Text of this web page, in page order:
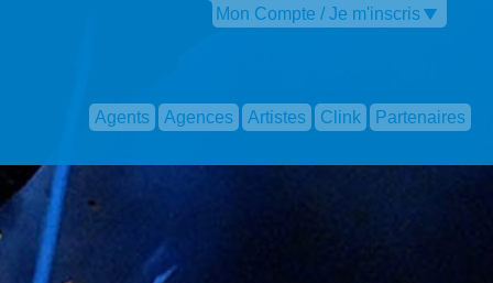
Mon Compte / Je m'inscris
Agents Agences Artistes Clink Partenaires